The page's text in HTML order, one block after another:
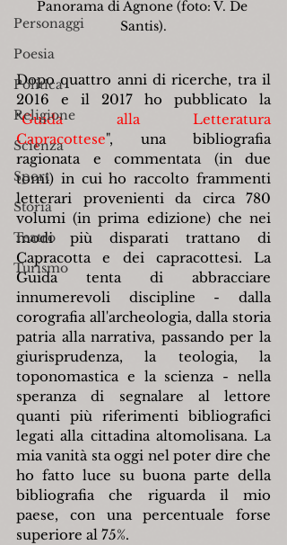
Personaggi
Poesia
Politica
Religione
Scienza
Sport
Storia
Teatro
Turismo
Panorama di Agnone (foto: V. De
Santis).
Dopo quattro anni di ricerche, tra il
2016 e il 2017 ho pubblicato la
"Guida alla Letteratura
Capracottese", una bibliografia
ragionata e commentata (in due
tomi) in cui ho raccolto frammenti
letterari provenienti da circa 780
volumi (in prima edizione) che nei
modi più disparati trattano di
Capracotta e dei capracottesi. La
Guida tenta di abbracciare
innumerevoli discipline - dalla
corografia all'archeologia, dalla storia
patria alla narrativa, passando per la
giurisprudenza, la teologia, la
toponomastica e la scienza - nella
speranza di segnalare al lettore
quanti più riferimenti bibliografici
legati alla cittadina altomolisana. La
mia vanità sta oggi nel poter dire che
ho fatto luce su buona parte della
bibliografia che riguarda il mio
paese, con una percentuale forse
superiore al 75%.